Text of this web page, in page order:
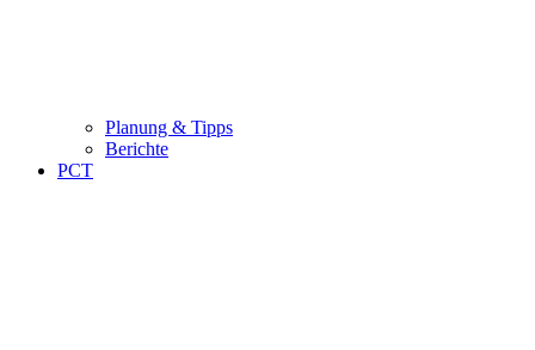
Planung & Tipps
Berichte
PCT